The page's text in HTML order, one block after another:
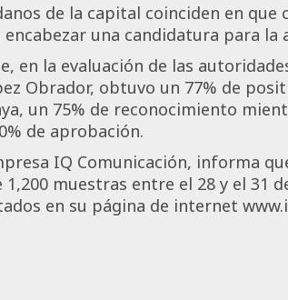
de la capital coinciden en que
una candidatura para la
en la evaluación de las
Obrador, obtuvo un 77% de
un 75% de reconocimiento
de aprobación.
IQ Comunicación, informa
muestras entre el 28 y el 31
en su página de internet